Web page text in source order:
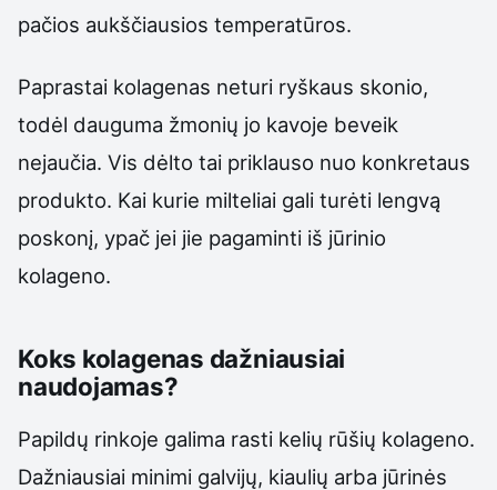
pačios aukščiausios temperatūros.
Paprastai kolagenas neturi ryškaus skonio,
todėl dauguma žmonių jo kavoje beveik
nejaučia. Vis dėlto tai priklauso nuo konkretaus
produkto. Kai kurie milteliai gali turėti lengvą
poskonį, ypač jei jie pagaminti iš jūrinio
kolageno.
Koks kolagenas dažniausiai
naudojamas?
Papildų rinkoje galima rasti kelių rūšių kolageno.
Dažniausiai minimi galvijų, kiaulių arba jūrinės